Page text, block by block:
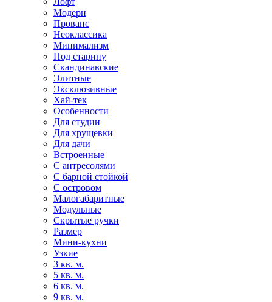
Модерн
Прованс
Неоклассика
Минимализм
Под старину
Скандинавские
Элитные
Эксклюзивные
Хай-тек
Особенности
Для студии
Для хрущевки
Для дачи
Встроенные
С антресолями
С барной стойкой
С островом
Малогабаритные
Модульные
Скрытые ручки
Размер
Мини-кухни
Узкие
3 кв. м.
5 кв. м.
6 кв. м.
9 кв. м.